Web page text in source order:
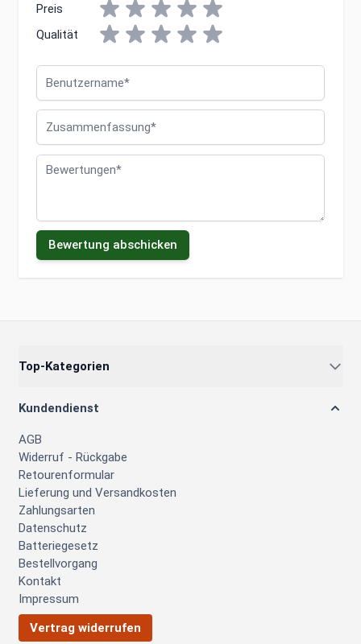
Preis
Qualität
Bewertungen
Bewertung abschicken
Top-Kategorien
Kundendienst
AGB
Widerruf - Rückgabe
Retourenformular
Lieferung und Versandkosten
Zahlungsarten
Datenschutz
Batteriegesetz
Bestellvorgang
Kontakt
Impressum
Vertrag widerrufen